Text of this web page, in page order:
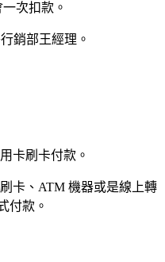
次扣款。
銷部王經理。
卡刷卡付款。
卡、ATM 機器或是線上轉
付款。